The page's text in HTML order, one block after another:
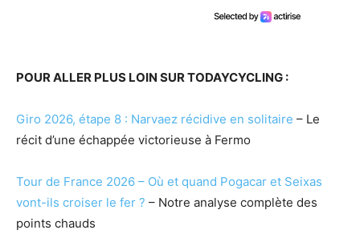
POUR ALLER PLUS LOIN SUR TODAYCYCLING :
Giro 2026, étape 8 : Narvaez récidive en solitaire – Le
récit d’une échappée victorieuse à Fermo
Tour de France 2026 – Où et quand Pogacar et Seixas
vont-ils croiser le fer ? – Notre analyse complète des
points chauds